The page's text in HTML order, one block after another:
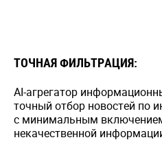
ТОЧНАЯ ФИЛЬТРАЦИЯ:
AI-агрегатор
точный отбор новостей по
с минимальным
некачественной